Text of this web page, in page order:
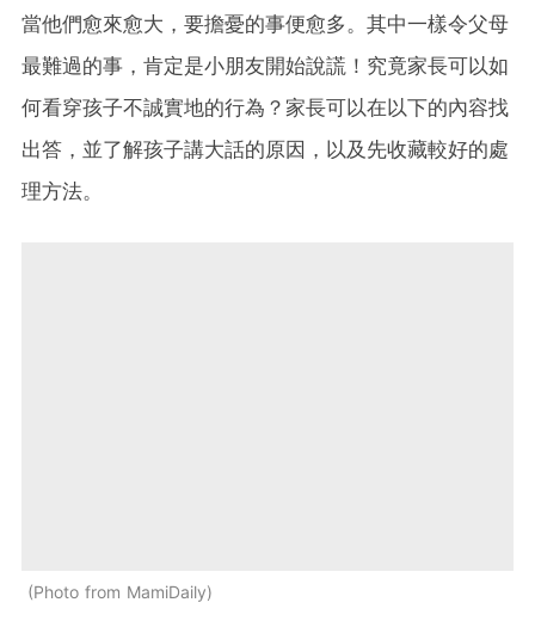
當他們愈來愈大，要擔憂的事便愈多。其中一樣令父母
最難過的事，肯定是小朋友開始說謊！究竟家長可以如
何看穿孩子不誠實地的行為？家長可以在以下的內容找
出答，並了解孩子講大話的原因，以及先收藏較好的處
理方法。
Photo from MamiDaily